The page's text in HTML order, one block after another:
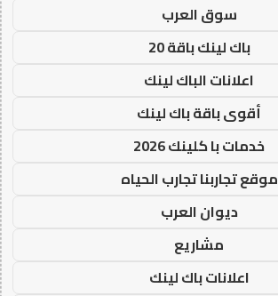
سوق العرب
باك لينك باقة 20
اعلانات الباك لينك
أقوى باقة باك لينك
خدمات با كلينك 2026
موقع تجاربنا تجارب الحياه
ديوان العرب
مشاريع
اعلانات باك لينك